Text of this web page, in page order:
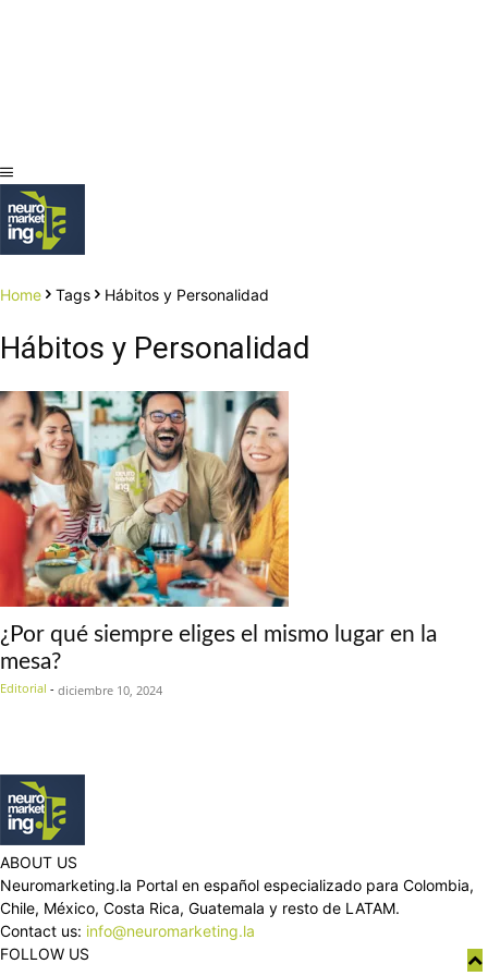
Home Tags Hábitos y Personalidad
Hábitos y Personalidad
¿Por qué siempre eliges el mismo lugar en la
mesa?
Editorial - diciembre 10, 2024
ABOUT US
Neuromarketing.la Portal en español especializado para Colombia,
Chile, México, Costa Rica, Guatemala y resto de LATAM.
Contact us: info@neuromarketing.la
FOLLOW US